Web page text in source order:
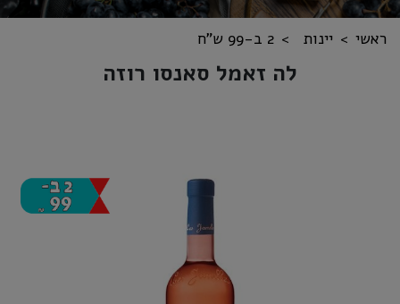
ראשי יינות 2 ב-99 ש"ח
לה זאמל סאנסו רוזה